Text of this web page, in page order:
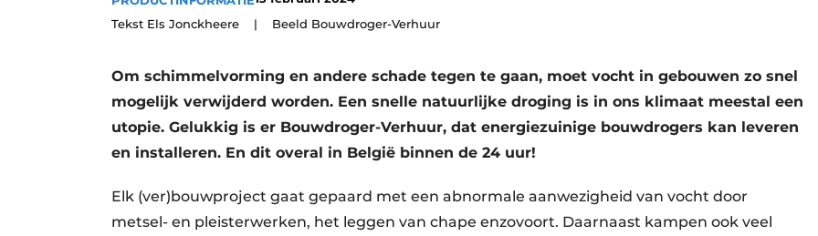
Vacature aanmelden
Video’s
Aanmelden
Bedrijven
Contact
Tekst Els Jonckheere | Beeld Bouwdroger-Verhuur
Om schimmelvorming en andere schade tegen te gaan, moet vocht in gebouwen zo snel
mogelijk verwijderd worden. Een snelle natuurlijke droging is in ons klimaat meestal een
utopie. Gelukkig is er Bouwdroger-Verhuur, dat energiezuinige bouwdrogers kan leveren
en installeren. En dit overal in België binnen de 24 uur!
Elk (ver)bouwproject gaat gepaard met een abnormale aanwezigheid van vocht door
metsel- en pleisterwerken, het leggen van chape enzovoort. Daarnaast kampen ook veel